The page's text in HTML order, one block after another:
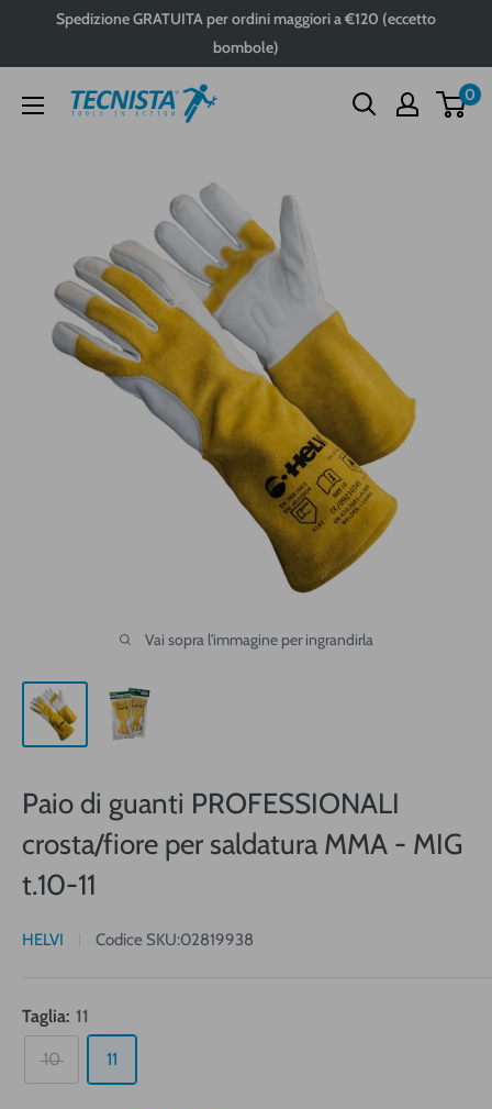
Spedizione GRATUITA per ordini maggiori a €120 (eccetto
bombole)
Tecnista 0
Vai sopra l'immagine per ingrandirla
Paio di guanti PROFESSIONALI
crosta/fiore per saldatura MMA - MIG
t.10-11
HELVI Codice SKU:02819938
Taglia: 11
10 11